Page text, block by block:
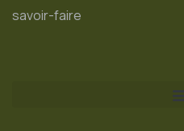
savoir-faire